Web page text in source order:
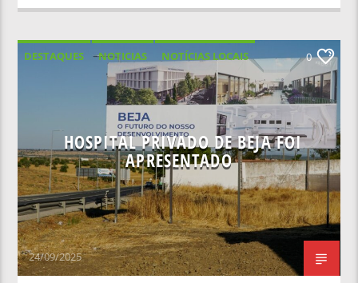
DESTAQUES NOTICIAS
NOTÍCIAS LOCAIS
NOTÍCIAS NACIONAIS
0
HOSPITAL PRIVADO DE BEJA FOI
APRESENTADO
24/09/2025